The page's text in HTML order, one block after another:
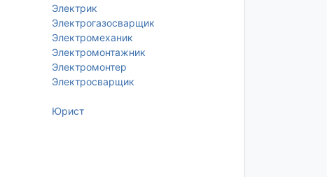
Электрик
Электрогазосварщик
Электромеханик
Электромонтажник
Электромонтер
Электросварщик
Юрист